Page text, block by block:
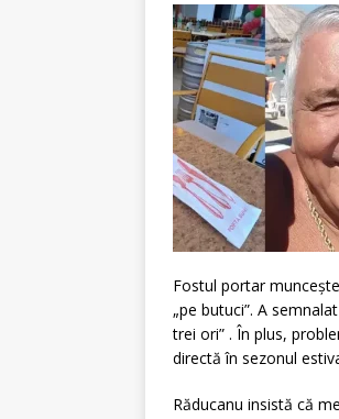
Fostul portar
„pe butuci”. A
trei ori” . În plus,
directă în sezonul
Răducanu insistă că